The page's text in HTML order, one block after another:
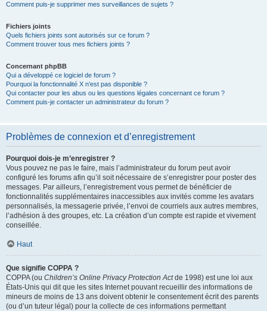
Comment puis-je supprimer mes surveillances de sujets ?
Fichiers joints
Quels fichiers joints sont autorisés sur ce forum ?
Comment trouver tous mes fichiers joints ?
Concernant phpBB
Qui a développé ce logiciel de forum ?
Pourquoi la fonctionnalité X n’est pas disponible ?
Qui contacter pour les abus ou les questions légales concernant ce forum ?
Comment puis-je contacter un administrateur du forum ?
Problèmes de connexion et d’enregistrement
Pourquoi dois-je m’enregistrer ?
Vous pouvez ne pas le faire, mais l’administrateur du forum peut avoir
configuré les forums afin qu’il soit nécessaire de s’enregistrer pour poster des
messages. Par ailleurs, l’enregistrement vous permet de bénéficier de
fonctionnalités supplémentaires inaccessibles aux invités comme les avatars
personnalisés, la messagerie privée, l’envoi de courriels aux autres membres,
l’adhésion à des groupes, etc. La création d’un compte est rapide et vivement
conseillée.
Haut
Que signifie COPPA ?
COPPA (ou Children’s Online Privacy Protection Actde 1998) est une loi aux
États-Unis qui dit que les sites Internet pouvant recueillir des informations de
mineurs de moins de 13 ans doivent obtenir le consentement écrit des parents
(ou d’un tuteur légal) pour la collecte de ces informations permettant